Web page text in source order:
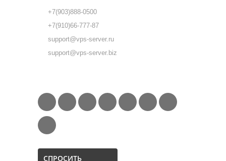
+7(903)888-0500
+7(910)66-777-87
support@vps-server.ru
support@vps-server.biz
СПРОСИТЬ